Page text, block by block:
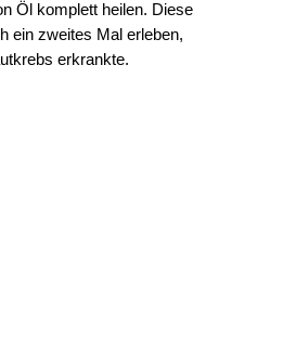
Öl komplett heilen. Diese
ein zweites Mal erleben,
erkrankte.